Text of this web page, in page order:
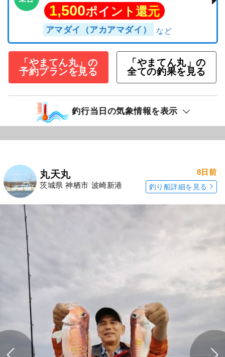
1,500ポイント還元
アマダイ（アカアマダイ）
「やまてん丸」の
予約プランを見る
「やまてん丸」の
全ての釣果を見る
釣行当日の気象情報を表示
丸天丸
茨城県 神栖市 波崎新港
8日前
釣り船詳細を見る